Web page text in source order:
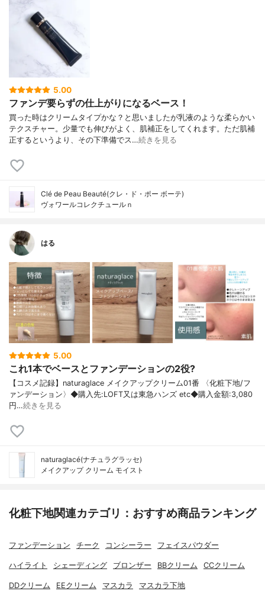
5.00
ファンデ要らずの仕上がりになるベース！
買った時はクリームタイプかな？と思いましたが乳液のような柔らかい
テクスチャー。少量でも伸びがよく、肌補正をしてくれます。ただ肌補
正するというより、その下準備でス…続きを見る
Clé de Peau Beauté(クレ・ド・ポー ボーテ)
ヴォワールコレクチュールｎ
はる
5.00
これ1本でベースとファンデーションの2役?
【コスメ記録】naturaglace メイクアップクリーム01番 〈化粧下地/フ
ァンデーション〉◆購入先:LOFT又は東急ハンズ etc◆購入金額:3,080
円…続きを見る
naturaglacé(ナチュラグラッセ)
メイクアップ クリーム モイスト
化粧下地関連カテゴリ：おすすめ商品ランキング
ファンデーション チーク コンシーラー フェイスパウダー
ハイライト シェーディング ブロンザー BBクリーム CCクリーム
DDクリーム EEクリーム マスカラ マスカラ下地